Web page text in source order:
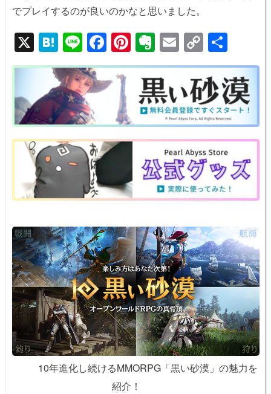
でプレイするのが良いのかなと思いました。
X H
at
e
n
a
Li
n
e
F
a
c
b
o
o
k
Pi
nt
er
e
st
E
v
er
n
ot
e
E
m
ail
C
o
p
y
Li
n
k
有
10年進化し続けるMMORPG「黒い砂漠」の魅力を
紹介！